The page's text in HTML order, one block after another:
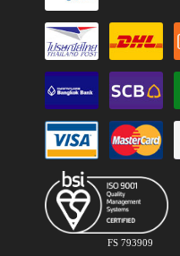
FS 793909